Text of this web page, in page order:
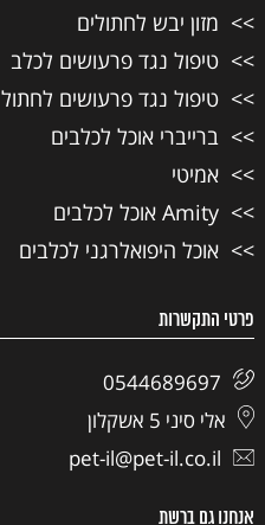
מזון יבש לחתולים
טיפול נגד פרעושים לכלב
טיפול נגד פרעושים לחתול
ברייברי אוכל לכלבים
אמיטי
Amity אוכל לכלבים
אוכל היפואלרגני לכלבים
פרטי התקשרות
0544689697
אלי סיני 5 אשקלון
pet-il@pet-il.co.il
אנחנו גם ברשת